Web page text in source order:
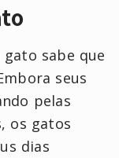
sabe que
seus
pelas
os gatos
dias